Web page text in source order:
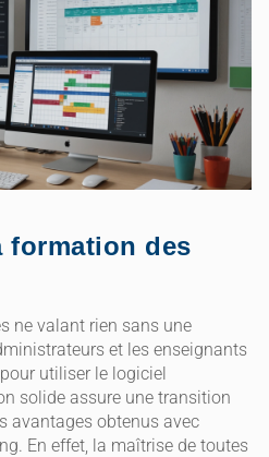
formation des
ne valant rien sans une
et les enseignants
utiliser le logiciel
solide assure une transition
avantages obtenus avec
En effet, la maîtrise de toutes